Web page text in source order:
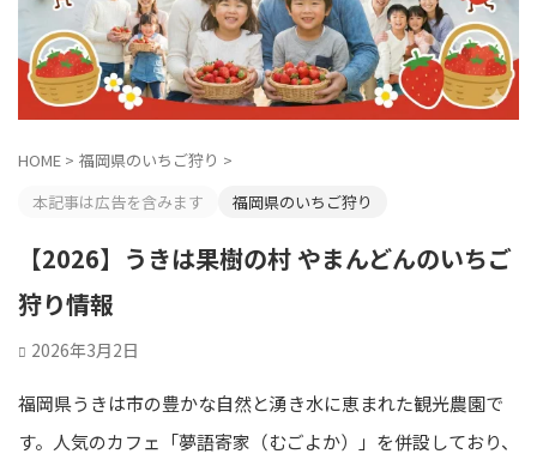
HOME > 福岡県のいちご狩り >
本記事は広告を含みます
福岡県のいちご狩り
【2026】うきは果樹の村 やまんどんのいちご
狩り情報
2026年3月2日
福岡県うきは市の豊かな自然と湧き水に恵まれた観光農園で
す。人気のカフェ「夢語寄家（むごよか）」を併設しており、